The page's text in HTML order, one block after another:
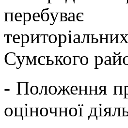
перебуває
Сумського
- Положення
оціночної